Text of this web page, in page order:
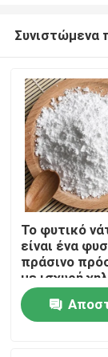
Σπίτι
Προϊόντα
Συνιστώμενα
Το φυτικό
είναι ένα
πράσινο
με ισχυρή
δράση με
ιόντα,